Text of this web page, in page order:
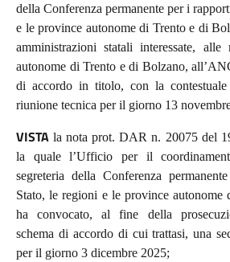
della Conferenza permanente per i
e le province autonome di Trento e di
amministrazioni statali interessate,
autonome di Trento e di Bolzano,
di accordo in titolo, con la
riunione tecnica per il giorno 13
VISTA la nota prot. DAR n. 20075 del
la quale l’Ufficio per il
segreteria della Conferenza
Stato, le regioni e le province
ha convocato, al fine della
schema di accordo di cui trattasi, una
per il giorno 3 dicembre 2025;